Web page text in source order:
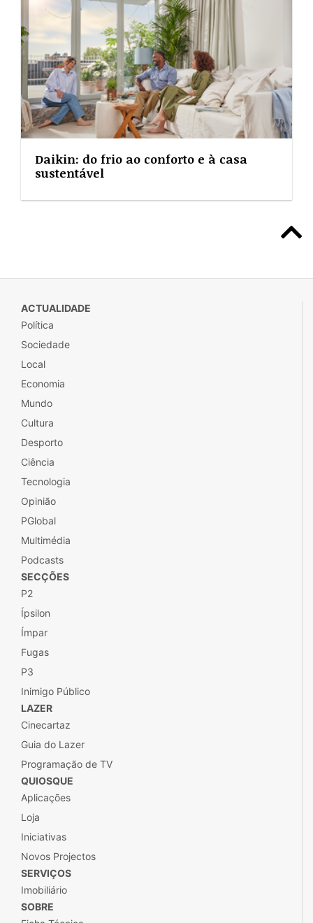
Daikin: do frio ao conforto e à casa
sustentável
ACTUALIDADE
Política
Sociedade
Local
Economia
Mundo
Cultura
Desporto
Ciência
Tecnologia
Opinião
PGlobal
Multimédia
Podcasts
SECÇÕES
P2
Ípsilon
Ímpar
Fugas
P3
Inimigo Público
LAZER
Cinecartaz
Guia do Lazer
Programação de TV
QUIOSQUE
Aplicações
Loja
Iniciativas
Novos Projectos
SERVIÇOS
Imobiliário
SOBRE